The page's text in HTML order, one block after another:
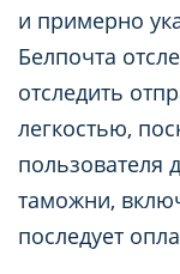
и примерно
Белпочта
отследить
легкостью,
пользователя
таможни,
последует